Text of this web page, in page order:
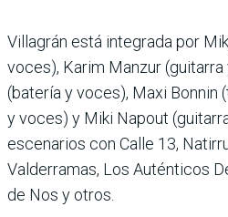
Villagrán está integrada por
voces), Karim Manzur
(batería y voces), Maxi Bonnin
y voces) y Miki Napout
escenarios con Calle 13,
Valderramas, Los Auténticos
de Nos y otros.